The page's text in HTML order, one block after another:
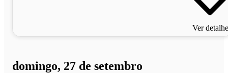
Ver
domingo, 27 de setembro